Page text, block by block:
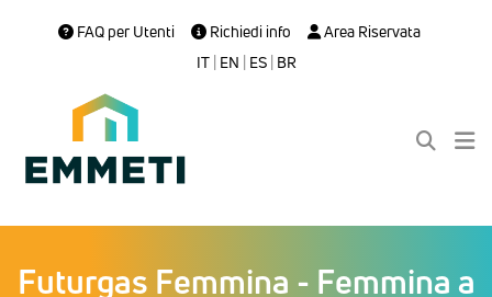
FAQ per Utenti Richiedi info
Area Riservata
IT| EN | ES| BR
Futurgas Femmina - Femmina a